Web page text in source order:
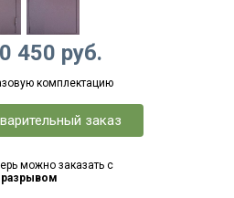
450 руб.
комплектацию
заказ
можно заказать с